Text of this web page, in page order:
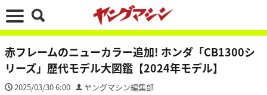
赤フレームのニューカラー追加! ホンダ「CB1300シ
リーズ」歴代モデル大図鑑【2024年モデル】
2025/03/30 6:00 ヤングマシン編集部